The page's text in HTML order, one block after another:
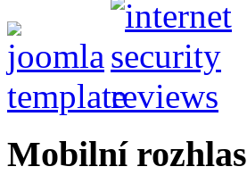
Mobilní rozhlas